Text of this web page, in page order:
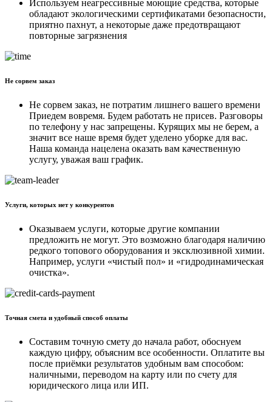
Используем неагрессивные моющие средства, которые
обладают экологическими сертификатами безопасности,
приятно пахнут, а некоторые даже предотвращают
повторные загрязнения
Не сорвем заказ
Не сорвем заказ, не потратим лишнего вашего времени
Приедем вовремя. Будем работать не присев. Разговоры
по телефону у нас запрещены. Курящих мы не берем, а
значит все наше время будет уделено уборке для вас.
Наша команда нацелена оказать вам качественную
услугу, уважая ваш график.
Услуги, которых нет у конкурентов
Оказываем услуги, которые другие компании
предложить не могут. Это возможно благодаря наличию
редкого топового оборудования и эксклюзивной химии.
Например, услуги «чистый пол» и «гидродинамическая
очистка».
Точная смета и удобный способ оплаты
Составим точную смету до начала работ, обоснуем
каждую цифру, объясним все особенности. Оплатите вы
после приёмки результатов удобным вам способом:
наличными, переводом на карту или по счету для
юридического лица или ИП.